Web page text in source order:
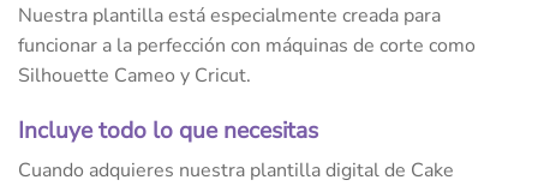
Nuestra plantilla está especialmente creada para
funcionar a la perfección con máquinas de corte como
Silhouette Cameo y Cricut.
Incluye todo lo que necesitas
Cuando adquieres nuestra plantilla digital de Cake